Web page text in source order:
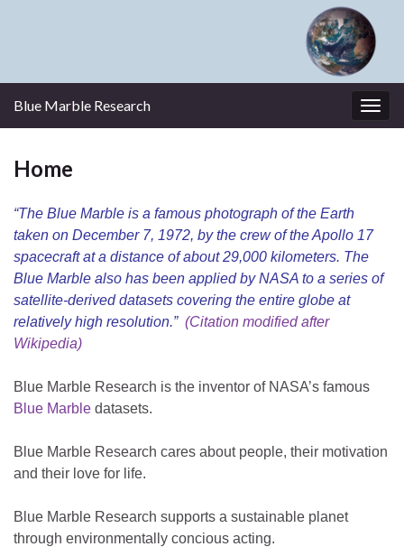
Blue Marble Research
Home
“The Blue Marble is a famous photograph of the Earth
taken on December 7, 1972, by the crew of the Apollo 17
spacecraft at a distance of about 29,000 kilometers. The
Blue Marble also has been applied by NASA to a series of
satellite-derived datasets covering the entire globe at
relatively high resolution.” (Citation modified after
Wikipedia)
Blue Marble Research is the inventor of NASA’s famous
Blue Marble datasets.
Blue Marble Research cares about people, their motivation
and their love for life.
Blue Marble Research supports a sustainable planet
through environmentally concious acting.